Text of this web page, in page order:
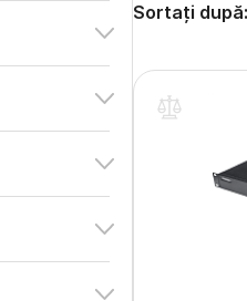
Sortați după: